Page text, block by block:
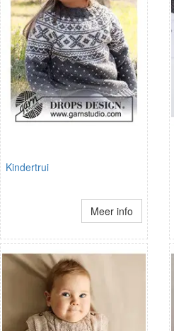
Kindertrui
Meer info